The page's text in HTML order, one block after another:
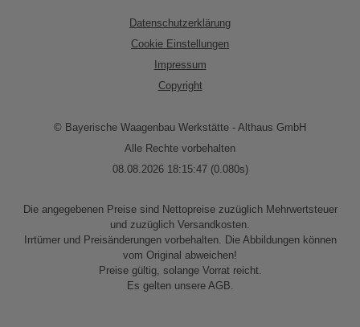
Datenschutzerklärung
Cookie Einstellungen
Impressum
Copyright
© Bayerische Waagenbau Werkstätte - Althaus GmbH
Alle Rechte vorbehalten
08.08.2026 18:15:47 (0.080s)
Die angegebenen Preise sind Nettopreise zuzüglich Mehrwertsteuer
und zuzüglich Versandkosten.
Irrtümer und Preisänderungen vorbehalten. Die Abbildungen können
vom Original abweichen!
Preise gültig, solange Vorrat reicht.
Es gelten unsere AGB.